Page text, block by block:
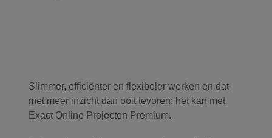
Slimmer, efficiënter en flexibeler werken en dat
met meer inzicht dan ooit tevoren: het kan met
Exact Online Projecten Premium.